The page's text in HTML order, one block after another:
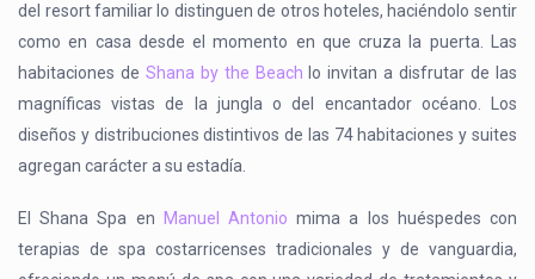
del resort familiar lo distinguen de otros hoteles, haciéndolo sentir
como en casa desde el momento en que cruza la puerta. Las
habitaciones de Shana by the Beach lo invitan a disfrutar de las
magníficas vistas de la jungla o del encantador océano. Los
diseños y distribuciones distintivos de las 74 habitaciones y suites
agregan carácter a su estadía.
El Shana Spa en Manuel Antonio mima a los huéspedes con
terapias de spa costarricenses tradicionales y de vanguardia,